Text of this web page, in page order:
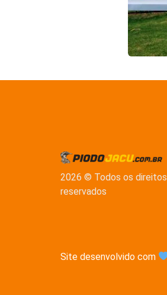
2026 © Todos os direitos
reservados
Site desenvolvido com